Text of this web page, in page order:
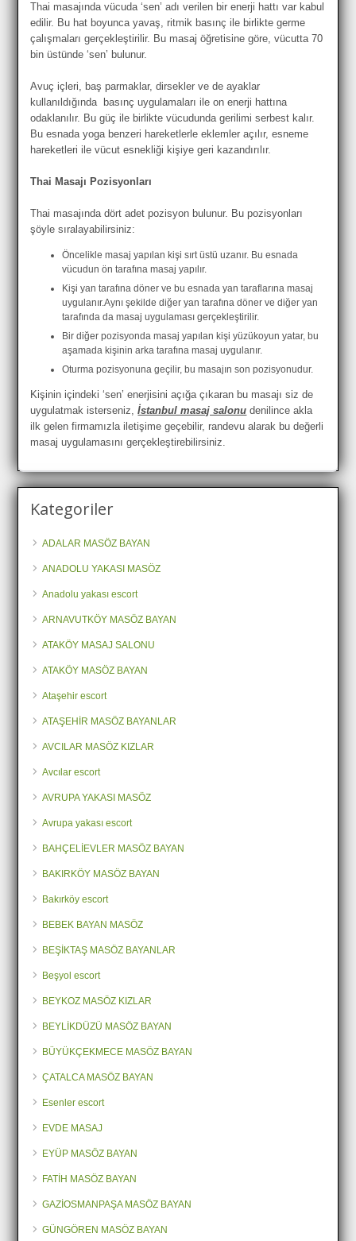
Thai masajında vücuda ‘sen’ adı verilen bir enerji hattı var kabul
edilir. Bu hat boyunca yavaş, ritmik basınç ile birlikte germe
çalışmaları gerçekleştirilir. Bu masaj öğretisine göre, vücutta 70
bin üstünde ‘sen’ bulunur.
Avuç içleri, baş parmaklar, dirsekler ve de ayaklar
kullanıldığında basınç uygulamaları ile on enerji hattına
odaklanılır. Bu güç ile birlikte vücudunda gerilimi serbest kalır.
Bu esnada yoga benzeri hareketlerle eklemler açılır, esneme
hareketleri ile vücut esnekliği kişiye geri kazandırılır.
Thai Masajı Pozisyonları
Thai masajında dört adet pozisyon bulunur. Bu pozisyonları
şöyle sıralayabilirsiniz:
Öncelikle masaj yapılan kişi sırt üstü uzanır. Bu esnada
vücudun ön tarafına masaj yapılır.
Kişi yan tarafına döner ve bu esnada yan taraflarına masaj
uygulanır.Aynı şekilde diğer yan tarafına döner ve diğer yan
tarafında da masaj uygulaması gerçekleştirilir.
Bir diğer pozisyonda masaj yapılan kişi yüzükoyun yatar, bu
aşamada kişinin arka tarafına masaj uygulanır.
Oturma pozisyonuna geçilir, bu masajın son pozisyonudur.
Kişinin içindeki ‘sen’ enerjisini açığa çıkaran bu masajı siz de
uygulatmak isterseniz,İstanbul masaj salonu denilince akla
ilk gelen firmamızla iletişime geçebilir, randevu alarak bu değerli
masaj uygulamasını gerçekleştirebilirsiniz.
Kategoriler
ADALAR MASÖZ BAYAN
ANADOLU YAKASI MASÖZ
Anadolu yakası escort
ARNAVUTKÖY MASÖZ BAYAN
ATAKÖY MASAJ SALONU
ATAKÖY MASÖZ BAYAN
Ataşehir escort
ATAŞEHİR MASÖZ BAYANLAR
AVCILAR MASÖZ KIZLAR
Avcılar escort
AVRUPA YAKASI MASÖZ
Avrupa yakası escort
BAHÇELİEVLER MASÖZ BAYAN
BAKIRKÖY MASÖZ BAYAN
Bakırköy escort
BEBEK BAYAN MASÖZ
BEŞİKTAŞ MASÖZ BAYANLAR
Beşyol escort
BEYKOZ MASÖZ KIZLAR
BEYLİKDÜZÜ MASÖZ BAYAN
BÜYÜKÇEKMECE MASÖZ BAYAN
ÇATALCA MASÖZ BAYAN
Esenler escort
EVDE MASAJ
EYÜP MASÖZ BAYAN
FATİH MASÖZ BAYAN
GAZİOSMANPAŞA MASÖZ BAYAN
GÜNGÖREN MASÖZ BAYAN